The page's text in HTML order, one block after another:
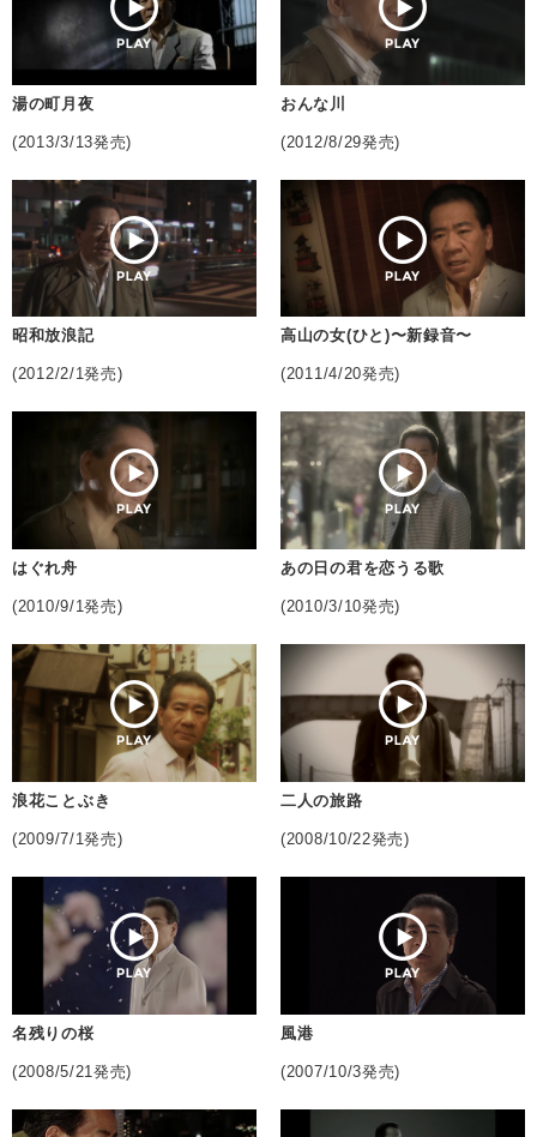
湯の町月夜
(2013/3/13発売)
おんな川
(2012/8/29発売)
昭和放浪記
(2012/2/1発売)
高山の女(ひと)〜新録音〜
(2011/4/20発売)
はぐれ舟
(2010/9/1発売)
あの日の君を恋うる歌
(2010/3/10発売)
浪花ことぶき
(2009/7/1発売)
二人の旅路
(2008/10/22発売)
名残りの桜
(2008/5/21発売)
風港
(2007/10/3発売)